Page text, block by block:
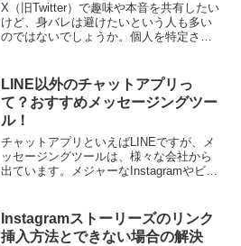
X（旧Twitter）で趣味や本音を共有したい
けど、身バレは避けたいという人も多い
のではないでしょうか。個人を特定され
ントを設定するための方法を、解説しま
す。
LINE以外のチャットアプリっ
て？おすすめメッセージングツー
ル！
チャットアプリといえばLINEですが、メ
ッセージングツールは、様々な会社から
出ています。メジャーなInstagramやビジ
めチャットアプリをご紹介します。
Instagramストーリーズのリンク
挿入方法とできない場合の解決